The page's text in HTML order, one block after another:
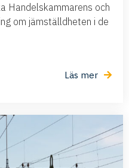
Handelskammarens och
om jämställdheten i de
Läs mer